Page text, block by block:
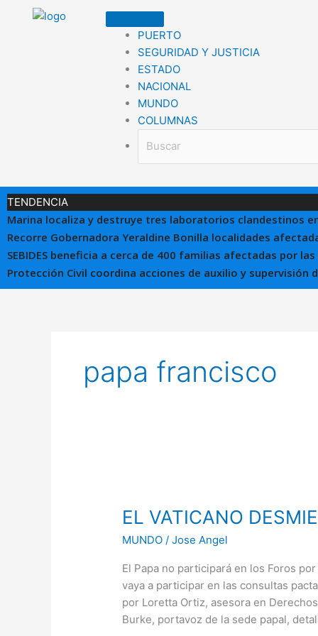
PUERTO
SEGURIDAD Y JUSTICIA
ESTADO
NACIONAL
MUNDO
COLUMNAS
TENDENCIA
Marina localiza y destruye tres laboratorios clandestinos
Recorre Gobernadora Yeraldine Bonilla localidades
SEBIDES beneficia a cerca de 400 familias afectadas por
Protección Civil coordina acciones de auxilio y
papa francisco
EL VATICANO
MUNDO /Jose Angel
El Papa no participará en los Foros
vaya a participar en las consultas
por Loretta Ortiz, asesora en
Burke, portavoz de la sede papal,
DESMIENTE
LÓPEZ
OBRADOR